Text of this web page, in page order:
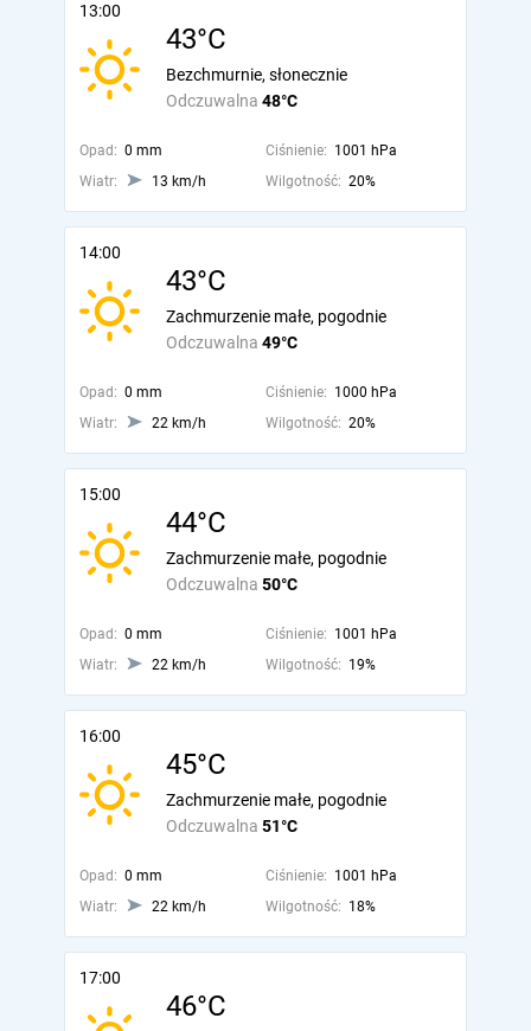
13:00
43°C
Odczuwalna 48°C
Bezchmurnie, słonecznie
Opad: 0 mm Ciśnienie: 1001 hPa
Wiatr:
13 km/h Wilgotność: 20%
14:00
43°C
Odczuwalna 49°C
Zachmurzenie małe, pogodnie
Opad: 0 mm Ciśnienie: 1000 hPa
Wiatr:
22 km/h Wilgotność: 20%
15:00
44°C
Odczuwalna 50°C
Zachmurzenie małe, pogodnie
Opad: 0 mm Ciśnienie: 1001 hPa
Wiatr:
22 km/h Wilgotność: 19%
16:00
45°C
Odczuwalna 51°C
Zachmurzenie małe, pogodnie
Opad: 0 mm Ciśnienie: 1001 hPa
Wiatr:
22 km/h Wilgotność: 18%
17:00
46°C